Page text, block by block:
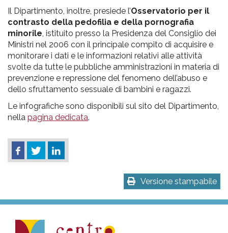
Il Dipartimento, inoltre, presiede l’Osservatorio per il
contrasto della pedofilia e della pornografia
minorile , istituito presso la Presidenza del Consiglio dei
Ministri nel 2006 con il principale compito di acquisire e
monitorare i dati e le informazioni relativi alle attività
svolte da tutte le pubbliche amministrazioni in materia di
prevenzione e repressione del fenomeno dell’abuso e
dello sfruttamento sessuale di bambini e ragazzi.
Le infografiche sono disponibili sul sito del Dipartimento,
nella pagina dedicata.
Versione stampabile